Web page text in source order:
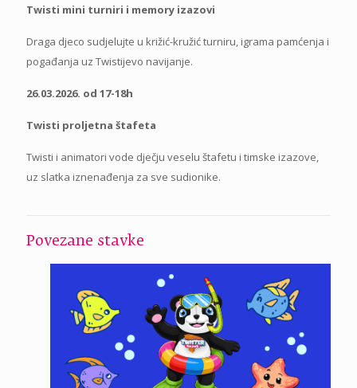
Twisti mini turniri i memory izazovi
Draga djeco sudjelujte u križić-kružić turniru, igrama pamćenja i
pogađanja uz Twistijevo navijanje.
26.03.2026. od 17-18h
Twisti proljetna štafeta
Twisti i animatori vode dječju veselu štafetu i timske izazove,
uz slatka iznenađenja za sve sudionike.
Povezane stavke